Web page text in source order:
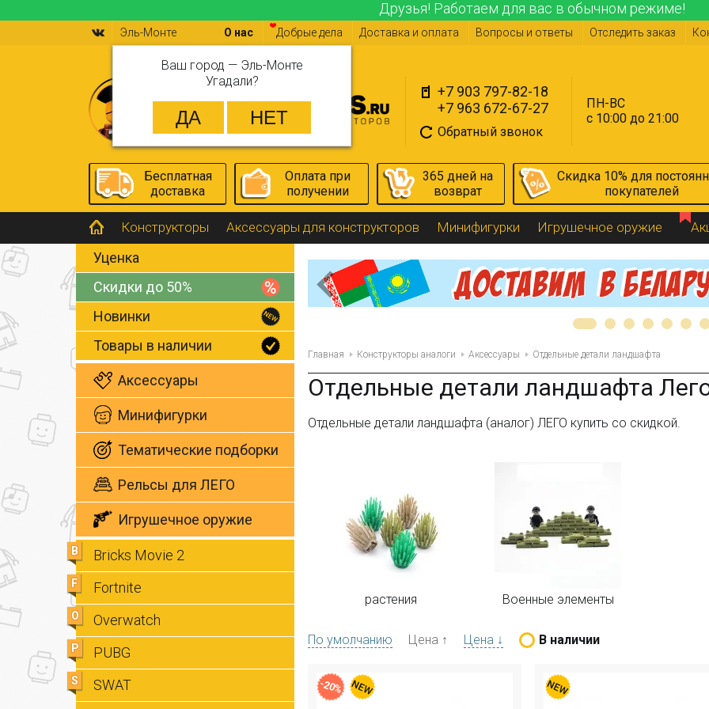
Друзья! Работаем для вас в обычном режиме!
Эль-Монте
Ваш город — Эль-Монте
Угадали?
О нас Добрые дела Доставка и оплата Вопросы и ответы Отследить заказ
+7 903 797-82-18
+7 963 672-67-27
Обратный звонок
ПН-ВС
с 10:00 до 21:00
Бесплатная
доставка
Оплата при
получении
365 дней на
возврат
Скидка 10% для
покупателей
Конструкторы Аксессуары для конструкторов Минифигурки Игрушечное оружие
Уценка
Скидки до 50%
Новинки
Товары в наличии
Аксессуары
Минифигурки
Тематические подборки
Рельсы для ЛЕГО
Игрушечное оружие
B Bricks Movie 2
F Fortnite
O Overwatch
P PUBG
S SWAT
Главная Конструкторы аналоги Аксессуары Отдельные детали ландшафта
Отдельные детали ландшафта
Отдельные детали ландшафта (аналог) ЛЕГО купить со скидкой.
растения Военные элементы
По умолчанию Цена ↑ Цена ↓ В наличии
-20%